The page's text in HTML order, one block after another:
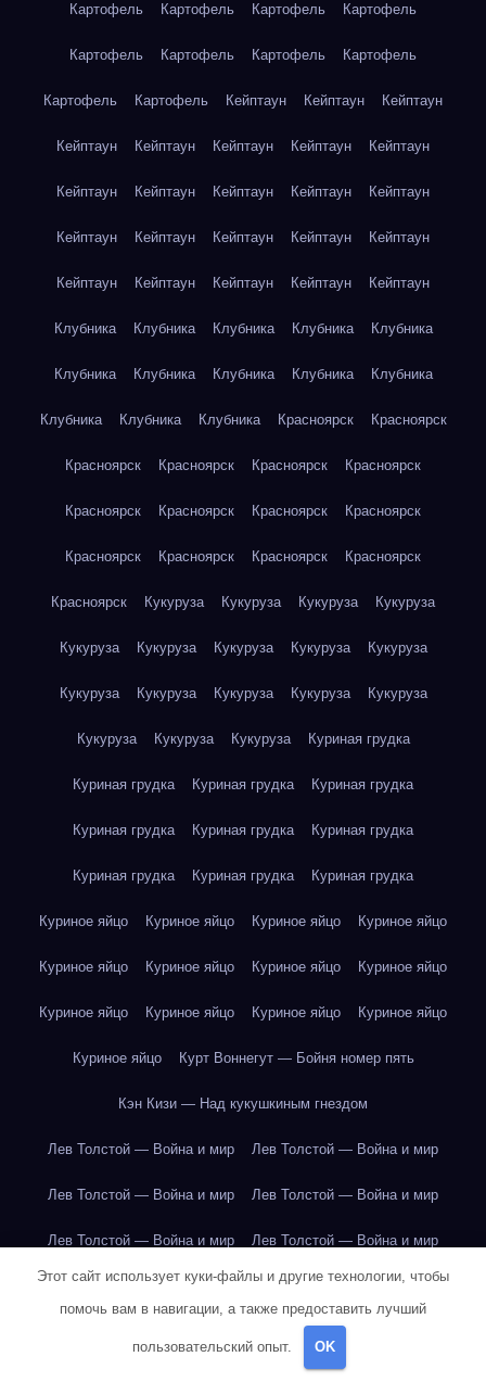
Картофель Картофель Картофель Картофель
Картофель Картофель Картофель Картофель
Картофель Картофель Кейптаун Кейптаун Кейптаун
Кейптаун Кейптаун Кейптаун Кейптаун Кейптаун
Кейптаун Кейптаун Кейптаун Кейптаун Кейптаун
Кейптаун Кейптаун Кейптаун Кейптаун Кейптаун
Кейптаун Кейптаун Кейптаун Кейптаун Кейптаун
Клубника Клубника Клубника Клубника Клубника
Клубника Клубника Клубника Клубника Клубника
Клубника Клубника Клубника Красноярск Красноярск
Красноярск Красноярск Красноярск Красноярск
Красноярск Красноярск Красноярск Красноярск
Красноярск Красноярск Красноярск Красноярск
Красноярск Кукуруза Кукуруза Кукуруза Кукуруза
Кукуруза Кукуруза Кукуруза Кукуруза Кукуруза
Кукуруза Кукуруза Кукуруза Кукуруза Кукуруза
Кукуруза Кукуруза Кукуруза Куриная грудка
Куриная грудка Куриная грудка Куриная грудка
Куриная грудка Куриная грудка Куриная грудка
Куриная грудка Куриная грудка Куриная грудка
Куриное яйцо Куриное яйцо Куриное яйцо Куриное яйцо
Куриное яйцо Куриное яйцо Куриное яйцо Куриное яйцо
Куриное яйцо Куриное яйцо Куриное яйцо Куриное яйцо
Куриное яйцо Курт Воннегут — Бойня номер пять
Кэн Кизи — Над кукушкиным гнездом
Лев Толстой — Война и мир Лев Толстой — Война и мир
Лев Толстой — Война и мир Лев Толстой — Война и мир
Лев Толстой — Война и мир Лев Толстой — Война и мир
Лев Толстой — Война и мир Лев Толстой — Война и мир
Лев Толстой — Война и мир
Этот сайт использует куки-файлы и другие технологии, чтобы
помочь вам в навигации, а также предоставить лучший
пользовательский опыт. OK